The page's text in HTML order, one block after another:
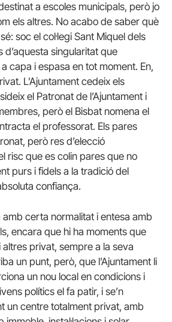
a escoles municipals, però jo
els altres. No acabo de saber què
soc el col·legi Sant Miquel dels
d’aquesta singularitat que
capa i espasa en tot moment. En,
L’Ajuntament cedeix els
el Patronat de l’Ajuntament i
però el Bisbat nomena el
el professorat. Els pares
però res d’elecció
risc que es colin pares que no
purs i fidels a la tradició del
confiança.
amb certa normalitat i entesa amb
encara que hi ha moments que
privat, sempre a la seva
un punt, però, que l’Ajuntament li
un nou local en condicions i
polítics el fa patir, i se’n
un centre totalment privat, amb